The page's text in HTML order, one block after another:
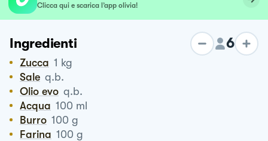
Clicca qui e scarica l’app olivia!
Ingredienti 6
Zucca 1 kg
Sale q.b.
Olio evo q.b.
Acqua 100 ml
Burro 100 g
Farina 100 g